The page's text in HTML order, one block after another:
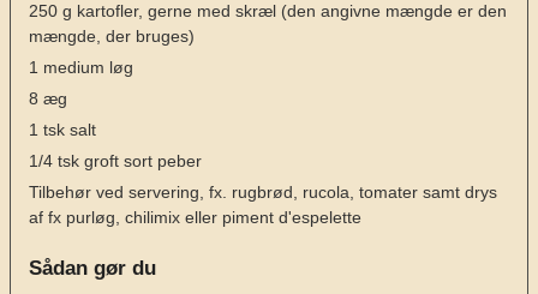
250 g kartofler, gerne med skræl (den angivne mængde er den
mængde, der bruges)
1 medium løg
8 æg
1 tsk salt
1/4 tsk groft sort peber
Tilbehør ved servering, fx. rugbrød, rucola, tomater samt drys
af fx purløg, chilimix eller piment d'espelette
Sådan gør du